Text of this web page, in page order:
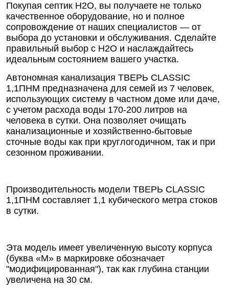
Покупая септик Н2О, вы получаете не только
качественное оборудование, но и полное
сопровождение от наших специалистов — от
выбора до установки и обслуживания. Сделайте
правильный выбор с Н2О и наслаждайтесь
идеальным состоянием вашего участка.
Автономная канализация ТВЕРЬ CLASSIC
1,1ПНМ предназначена для семей из 7 человек,
использующих систему в частном доме или даче,
с учетом расхода воды 170-200 литров на
человека в сутки. Она позволяет очищать
канализационные и хозяйственно-бытовые
сточные воды как при круглогодичном, так и при
сезонном проживании.
Производительность модели ТВЕРЬ CLASSIC
1,1ПНМ составляет 1,1 кубического метра стоков
в сутки.
Эта модель имеет увеличенную высоту корпуса
(буква «М» в маркировке обозначает
"модифицированная"), так как глубина станции
увеличена на 30 см.